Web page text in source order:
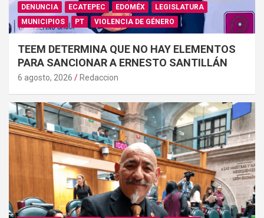
DENUNCIA ECATEPEC EDOMÉX
LEGISLATURA
MUNICIPIOS
PT VIOLENCIA DE GÉNERO
TEEM DETERMINA QUE NO HAY ELEMENTOS
PARA SANCIONAR A ERNESTO SANTILLÁN
6 agosto, 2026 Redaccion